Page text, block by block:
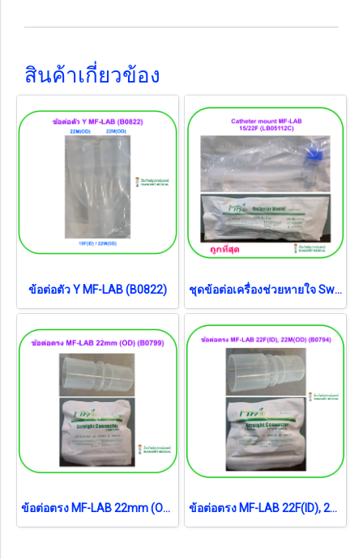
สินค้าเกี่ยวข้อง
ข้อต่อตัว Y MF-LAB (B0822) ชุดข้อต่อเครื่องช่วยหายใจ Swivel Catheter mount MF-LAB 15/22F (LB05112C)
ข้อต่อตรง MF-LAB 22mm (OD) (B0799) ข้อต่อตรง MF-LAB 22F(ID), 22M(OD) (B0794)